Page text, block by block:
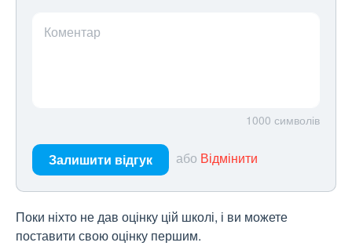
Коментар
1000 символів
Залишити відгук або Відмінити
Поки ніхто не дав оцінку цій школі, і ви можете
поставити свою оцінку першим.